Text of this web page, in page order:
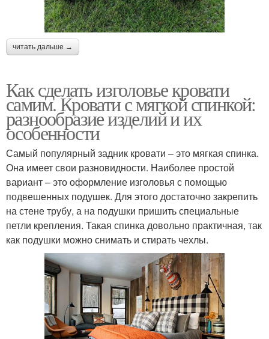
читать дальше →
Как сделать изголовье кровати
самим. Кровати с мягкой спинкой:
разнообразие изделий и их
особенности
Самый популярный задник кровати – это мягкая спинка.
Она имеет свои разновидности. Наиболее простой
вариант – это оформление изголовья с помощью
подвешенных подушек. Для этого достаточно закрепить
на стене трубу, а на подушки пришить специальные
петли крепления. Такая спинка довольно практичная, так
как подушки можно снимать и стирать чехлы.